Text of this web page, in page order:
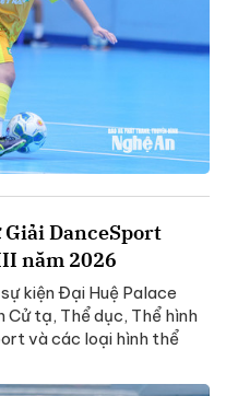
Giải DanceSport
năm 2026
kiện Đại Huệ Palace
Cử tạ, Thể dục, Thể hình
và các loại hình thể